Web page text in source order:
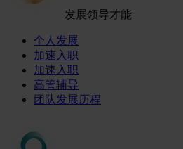
发展领导才能
个人发展
加速入职
加速入职
高管辅导
团队发展历程